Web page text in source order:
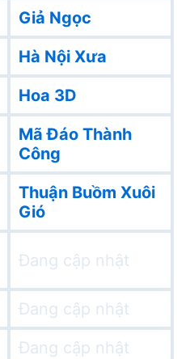
Giả Ngọc
Hà Nội Xưa
Hoa 3D
Mã Đáo Thành
Công
Thuận Buồm Xuôi
Gió
Đang cập nhật
Đang cập nhật
Đang cập nhật